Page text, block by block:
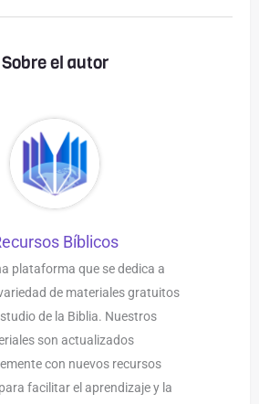
Sobre el autor
Bíblicos
plataforma que se dedica a
de materiales gratuitos
de la Biblia. Nuestros
son actualizados
con nuevos recursos
facilitar el aprendizaje y la